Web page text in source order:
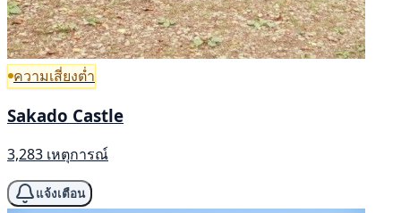
ความเสี่ยงต่ำ
Sakado Castle
3,283 เหตุการณ์
แจ้งเตือน